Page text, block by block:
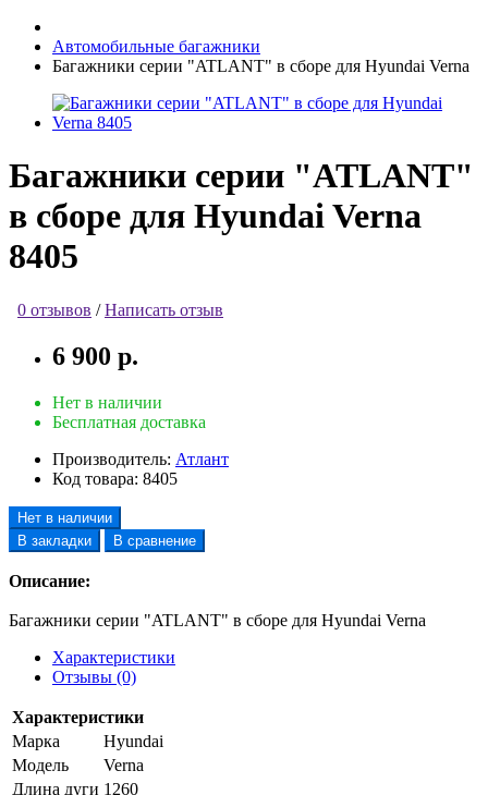
Автомобильные багажники
Багажники серии "ATLANT" в сборе для Hyundai Verna
Багажники серии "ATLANT"
в сборе для Hyundai Verna
8405
0 отзывов /Написать отзыв
6 900 р.
Нет в наличии
Бесплатная доставка
Производитель: Атлант
Код товара: 8405
Нет в наличии
В закладки
В сравнение
Описание:
Багажники серии "ATLANT" в сборе для Hyundai Verna
Характеристики
Отзывы (0)
Характеристики
Марка
Hyundai
Модель
Verna
Длина дуги 1260